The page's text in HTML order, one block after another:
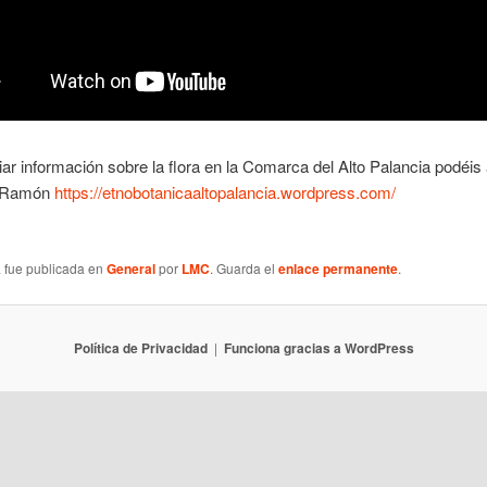
información sobre la flora en la Comarca del Alto Palancia
https://etnobotanicaaltopalancia.wordpress.com/
fue publicada en Generalpor LMC. Guarda el enlace permanente.
Política de Privacidad Funciona gracias a WordPress